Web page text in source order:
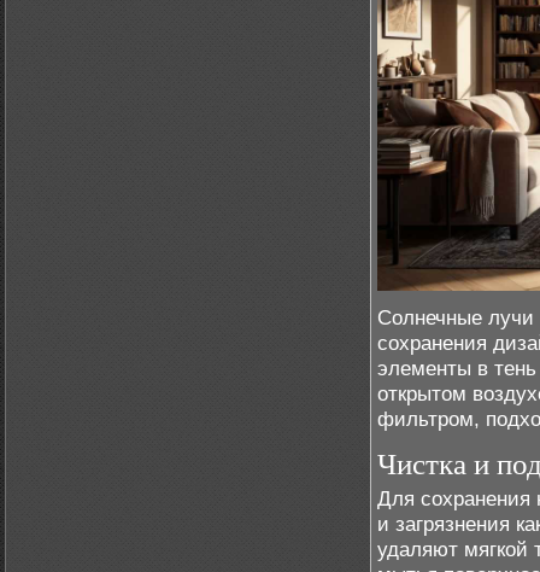
Солнечные
сохранения
элементы в
открытом
фильтром,
Чистка и
Для сохранения
и загрязнения
удаляют мягкой